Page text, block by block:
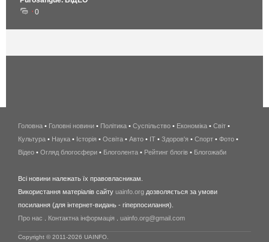
0
беспроводной
интернет
киев
wimax
в
Головна • Головні новини • Політика • Суспільство • Економіка • Світ •
Культура • Наука • Історія • Освіта • Авто • IT • Здоров'я • Спорт • Фото •
Відео • Огляд блогосфери • Блоголента • Рейтинг блогів • Блогожаби
Всі новини належать їх правовласникам.
Використання матеріалів сайту uainfo.org дозволяється за умови
посилання (для інтернет-видань - гіперпосилання).
Про нас
Контактна інформація uainfo.org@gmail.com
Copyright © 2011-2026 UAINFO.